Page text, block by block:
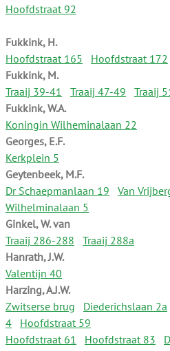
Hoofdstraat 92
Fukkink, H.
Hoofdstraat 165
Hoofdstraat 172
Fukkink, M.
Traaij 39-41
Traaij 47-49 Traaij
Fukkink, W.A.
Koningin Wilheminalaan 22
Georges, E.F.
Kerkplein 5
Geytenbeek, M.F.
Dr Schaepmanlaan 19
Van
Wilhelminalaan 5
Ginkel, W. van
Traaij 286-288
Traaij 288a
Hanrath, J.W.
Valentijn 40
Harzing, A.J.W.
Zwitserse brug
Diederichslaan 2a
4
Hoofdstraat 59
Hoofdstraat 61
Hoofdstraat 83